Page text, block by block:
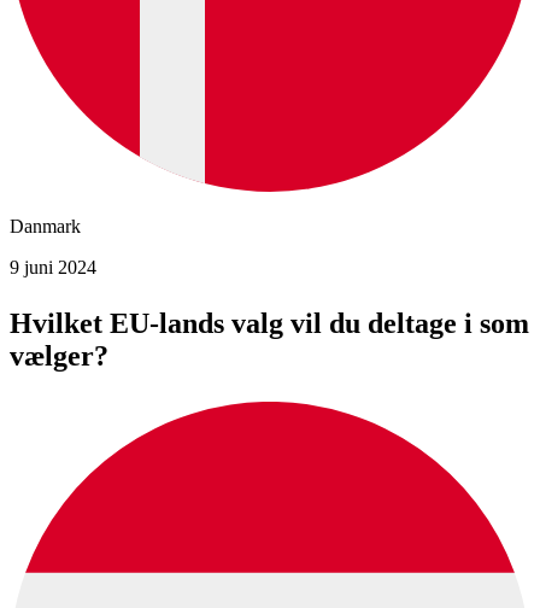
Danmark
9 juni 2024
Hvilket EU-lands valg vil du deltage i som
vælger?